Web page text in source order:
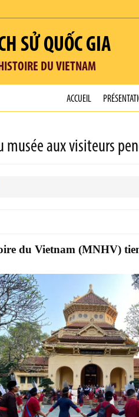
SỬ QUỐC GIA
DU VIETNAM
ACCUEIL
musée aux visiteurs
du Vietnam (MNHV)